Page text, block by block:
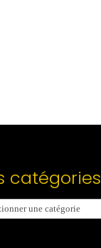
catégories